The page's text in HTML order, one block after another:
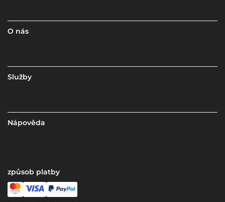
O nás
Služby
Nápověda
způsob platby